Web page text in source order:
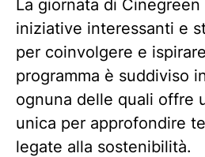
La giornata di Cinegreen
iniziative interessanti e
per coinvolgere e
programma è suddiviso
ognuna delle quali offre
unica per approfondire
legate alla sostenibilità.